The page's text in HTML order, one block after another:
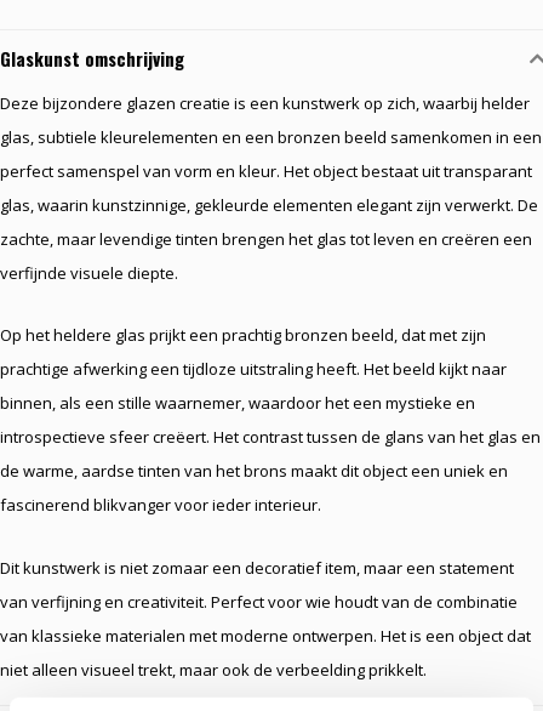
Glaskunst omschrijving
Deze bijzondere glazen creatie is een kunstwerk op zich, waarbij helder
glas, subtiele kleurelementen en een bronzen beeld samenkomen in een
perfect samenspel van vorm en kleur. Het object bestaat uit transparant
glas, waarin kunstzinnige, gekleurde elementen elegant zijn verwerkt. De
zachte, maar levendige tinten brengen het glas tot leven en creëren een
verfijnde visuele diepte.
Op het heldere glas prijkt een prachtig bronzen beeld, dat met zijn
prachtige afwerking een tijdloze uitstraling heeft. Het beeld kijkt naar
binnen, als een stille waarnemer, waardoor het een mystieke en
introspectieve sfeer creëert. Het contrast tussen de glans van het glas en
de warme, aardse tinten van het brons maakt dit object een uniek en
fascinerend blikvanger voor ieder interieur.
Dit kunstwerk is niet zomaar een decoratief item, maar een statement
van verfijning en creativiteit. Perfect voor wie houdt van de combinatie
van klassieke materialen met moderne ontwerpen. Het is een object dat
niet alleen visueel trekt, maar ook de verbeelding prikkelt.